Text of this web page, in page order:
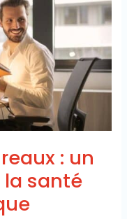
: un
santé